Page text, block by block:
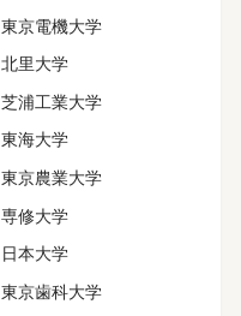
東京電機大学
北里大学
芝浦工業大学
東海大学
東京農業大学
専修大学
日本大学
東京歯科大学